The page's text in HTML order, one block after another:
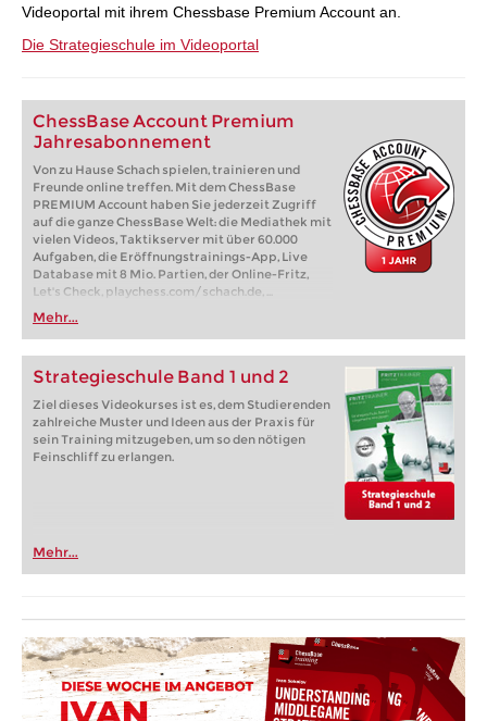
Videoportal mit ihrem Chessbase Premium Account an.
Die Strategieschule im Videoportal
ChessBase Account Premium
Jahresabonnement
Von zu Hause Schach spielen, trainieren und
Freunde online treffen. Mit dem ChessBase
PREMIUM Account haben Sie jederzeit Zugriff
auf die ganze ChessBase Welt: die Mediathek mit
vielen Videos, Taktikserver mit über 60.000
Aufgaben, die Eröffnungstrainings-App, Live
Database mit 8 Mio. Partien, der Online-Fritz,
Let's Check, playchess.com/schach.de, ...
Mehr...
Strategieschule Band 1 und 2
Ziel dieses Videokurses ist es, dem Studierenden
zahlreiche Muster und Ideen aus der Praxis für
sein Training mitzugeben, um so den nötigen
Feinschliff zu erlangen.
Mehr...